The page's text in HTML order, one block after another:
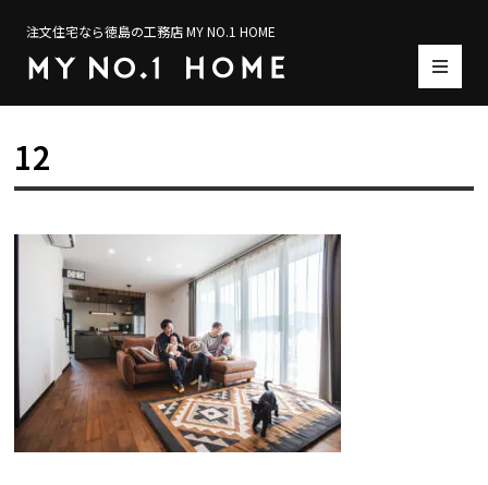
注文住宅なら徳島の工務店 MY NO.1 HOME
12